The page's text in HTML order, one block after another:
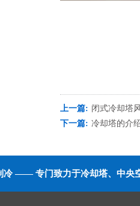
上一篇: 闭式冷却塔
下一篇: 冷却塔的介
冷 —— 专门致力于冷却塔、中央